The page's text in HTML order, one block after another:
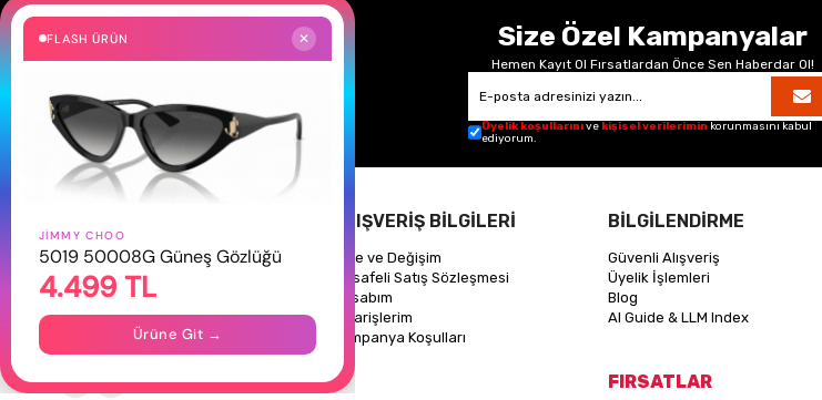
Size Özel Kampanyalar
Hemen Kayıt Ol Fırsatlardan Önce Sen Haberdar Ol!
Üyelik koşullarınıve kişisel verilerimin korunmasını kabul
ediyorum.
Hakkımızda
Gizlilik Politikası
İletişim
Mağazalarımız
Takipte Kal
ALIŞVERİŞ BİLGİLERİ
İade ve Değişim
Mesafeli Satış Sözleşmesi
Hesabım
Siparişlerim
Kampanya Koşulları
BİLGİLENDİRME
Güvenli Alışveriş
Üyelik İşlemleri
Blog
AI Guide & LLM Index
FIRSATLAR
FLASH ÜRÜN ✕
JIMMY CHOO
5019 50008G Güneş Gözlüğü
4.499 TL
Ürüne Git →